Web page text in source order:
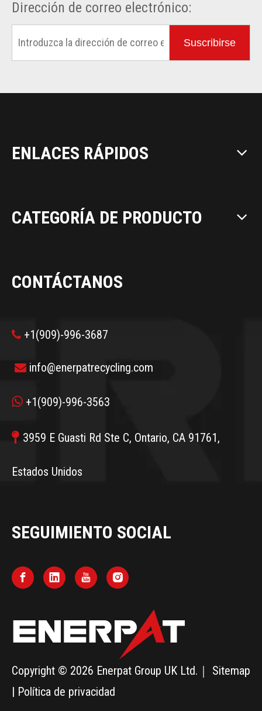
Dirección de correo electrónico:
Suscribirse
ENLACES RÁPIDOS
CATEGORÍA DE PRODUCTO
CONTÁCTANOS
 +1(909)-996-3687
 info@enerpatrecycling.com
 +1(909)-996-3563
 3959 E Guasti Rd Ste C, Ontario, CA 91761,
Estados Unidos
SEGUIMIENTO SOCIAL
Copyright © 2026 Enerpat Group UK Ltd.｜ Sitemap
| Política de privacidad